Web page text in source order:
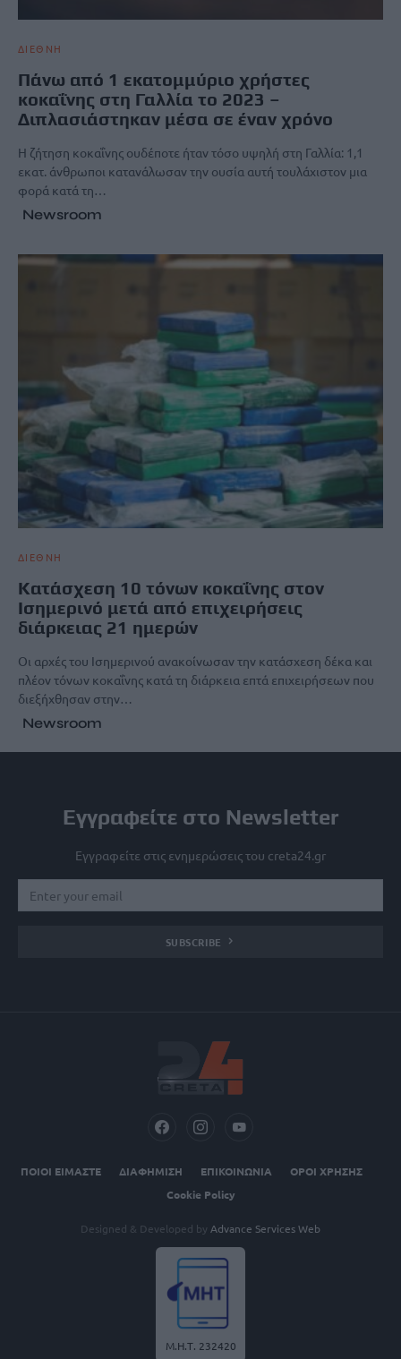
ΔΙΕΘΝΗ
Πάνω από 1 εκατομμύριο χρήστες
κοκαΐνης στη Γαλλία το 2023 –
Διπλασιάστηκαν μέσα σε έναν χρόνο
Η ζήτηση κοκαΐνης ουδέποτε ήταν τόσο υψηλή στη Γαλλία: 1,1
εκατ. άνθρωποι κατανάλωσαν την ουσία αυτή τουλάχιστον μια
φορά κατά τη…
Newsroom
ΔΙΕΘΝΗ
Kατάσχεση 10 τόνων κοκαΐνης στον
Ισημερινό μετά από επιχειρήσεις
διάρκειας 21 ημερών
Οι αρχές του Ισημερινού ανακοίνωσαν την κατάσχεση δέκα και
πλέον τόνων κοκαΐνης κατά τη διάρκεια επτά επιχειρήσεων που
διεξήχθησαν στην…
Newsroom
Εγγραφείτε στο Newsletter
Εγγραφείτε στις ενημερώσεις του creta24.gr
SUBSCRIBE
ΠΟΙΟΙ ΕΙΜΑΣΤΕ ΔΙΑΦΗΜΙΣΗ ΕΠΙΚΟΙΝΩΝΙΑ
ΟΡΟΙ ΧΡΗΣΗΣ
Cookie Policy
Designed & Developed by Advance Services Web
Μ.Η.Τ. 232420